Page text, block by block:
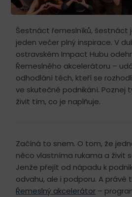
Šestnáct řemeslníků, šestnáct
jeden večer plný inspirace. V
ostravském Impact Hubu
Řemeslného akcelerátoru –
odhodlání těch, kteří se
ve skutečné podnikání. Poznej
živit tím, co je naplňuje.
Začíná to snem. O tom, že
něco vlastníma rukama a živit
Jenže přejít od nápadu k
odvahu, ale i podporu. A právě
Řemeslný akcelerátor –